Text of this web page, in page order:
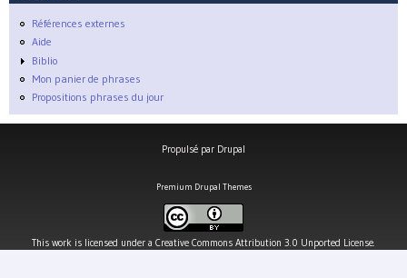
Références externes
Aide
Biblio
Mon panier de phrases
Propositions phrases du jour
Propulsé par Drupal
Premium Drupal Themes
This work is licensed under a Creative Commons Attribution 3.0 Unported License.